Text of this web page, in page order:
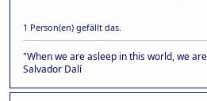
1 Person(en) gefällt das.
"When we are asleep in this world, we
Salvador Dalí